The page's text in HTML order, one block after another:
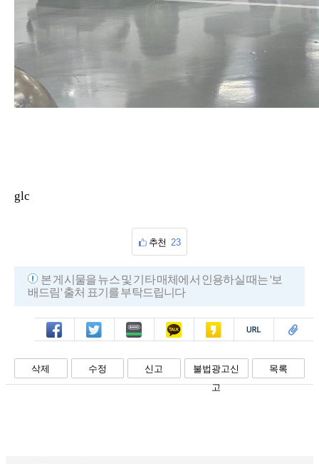
glc
추천 23
본 게시물을 뉴스 및 기타 매체에서 인용하실 때는 '보
배드림' 출처 표기를 부탁드립니다
페북 트윗 밴드 카톡 카스 복사 스크랩
삭제 수정 신고
불법광고신
고
목록